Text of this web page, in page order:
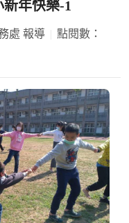
年快樂-1
處 報導
點閱數：